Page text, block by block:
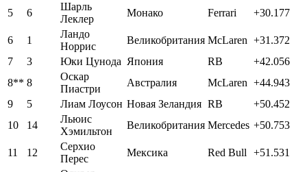
5 6
Шарль
Леклер
Монако Ferrari +30.177
6 1
Ландо
Норрис
Великобритания McLaren +31.372
7
3 Юки Цунода Япония RB
+42.056
8** 8
Оскар
Пиастри
Австралия McLaren +44.943
9
5 Лиам Лоусон Новая Зеландия RB
+50.452
10
14
Льюис
Хэмильтон
Великобритания Mercedes +50.753
11 12
Серхио
Перес
Мексика Red Bull +51.531